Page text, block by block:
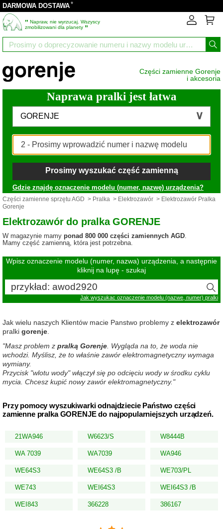
DARMOWA DOSTAWA*
‟ Napraw, nie wyrzucaj. Wszyscy
zmobilizowani dla planety ”
Części zamienne Gorenje
i akcesoria
Naprawa pralki jest łatwa
GORENJE
Prosimy wyszukać część zamienną
Gdzie znajdę oznaczenie modelu (numer, nazwę) urządzenia?
Części zamienne sprzętu AGD > Pralka > Elektrozawór > Elektrozawór Pralka
Gorenje
Elektrozawór do pralka GORENJE
W magazynie mamy ponad 800 000 części zamiennych AGD.
Mamy część zamienną, która jest potrzebna.
Wpisz oznaczenie modelu (numer, nazwa) urządzenia, a następnie
kliknij na lupę - szukaj
Jak wyszukac oznaczenie modelu (nazwe, numer) pralki
Jak wielu naszych Klientów macie Panstwo problemy z elektrozawór
pralki gorenje
"Masz problem z pralką Gorenje . Wygląda na to, że woda nie
wchodzi. Myślisz, że to właśnie zawór elektromagnetyczny wymaga
wymiany.
Przycisk "wlotu wody" włączył się po odcięciu wody w środku cyklu
mycia. Chcesz kupić nowy zawór elektromagnetyczny."
Przy pomocy wyszukiwarki odnajdziecie Państwo części
zamienne pralka GORENJE do najpopularniejszych urządzeń.
21WA946 W6623/S W8444B
WA 7039 WA7039 WA946
WE64S3 WE64S3 /B WE703/PL
WE743 WEI64S3 WEI64S3 /B
WEI843 366228 386167